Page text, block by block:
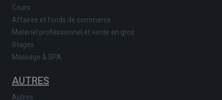
Cours
Affaires et fonds de commerce
Matériel professionnel et vente en gros
Stages
Massage & SPA
AUTRES
Autres